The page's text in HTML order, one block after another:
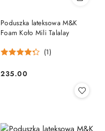
Poduszka lateksowa M&K
Foam Koło Mili Talalay
(1)
Cena:
235.00